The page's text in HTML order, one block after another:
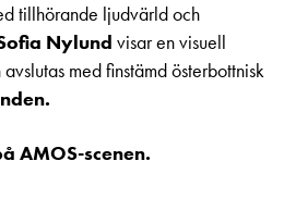
tillhörande ljudvärld och
Nylund visar en visuell
med finstämd österbottnisk
AMOS-scenen.